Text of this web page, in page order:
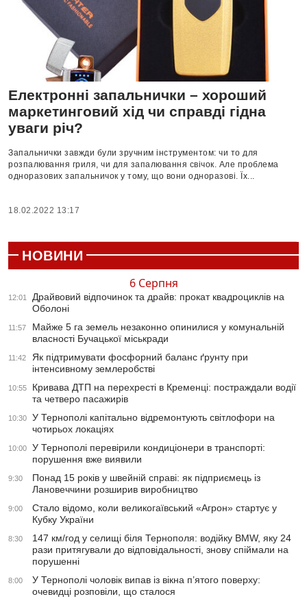
Електронні запальнички – хороший
маркетинговий хід чи справді гідна
уваги річ?
Запальнички завжди були зручним інструментом: чи то для
розпалювання гриля, чи для запалювання свічок. Але проблема
одноразових запальничок у тому, що вони одноразові. Їх...
18.02.2022 13:17
НОВИНИ
6 Серпня
12:01
Драйвовий відпочинок та драйв: прокат квадроциклів на
Оболоні
11:57
Майже 5 га земель незаконно опинилися у комунальній
власності Бучацької міськради
11:42
Як підтримувати фосфорний баланс ґрунту при
інтенсивному землеробстві
10:55
Кривава ДТП на перехресті в Кременці: постраждали водії
та четверо пасажирів
10:30
У Тернополі капітально відремонтують світлофори на
чотирьох локаціях
10:00
У Тернополі перевірили кондиціонери в транспорті:
порушення вже виявили
9:30
Понад 15 років у швейній справі: як підприємець із
Лановеччини розширив виробництво
9:00
Стало відомо, коли великогаївський «Агрон» стартує у
Кубку України
8:30
147 км/год у селищі біля Тернополя: водійку BMW, яку 24
рази притягували до відповідальності, знову спіймали на
порушенні
8:00
У Тернополі чоловік випав із вікна п’ятого поверху:
очевидці розповіли, що сталося